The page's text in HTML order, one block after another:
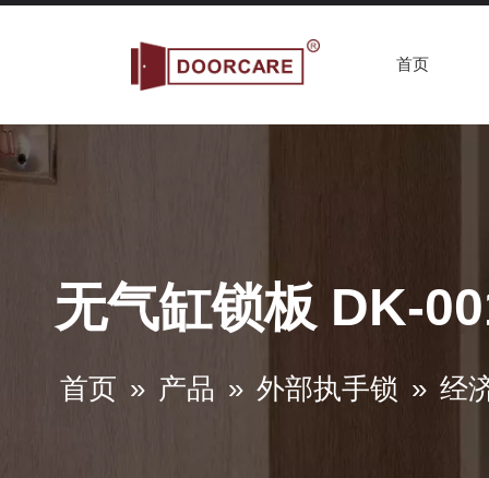
首页
无气缸锁板 DK-
首页 » 产品 » 外部执手锁 » 经